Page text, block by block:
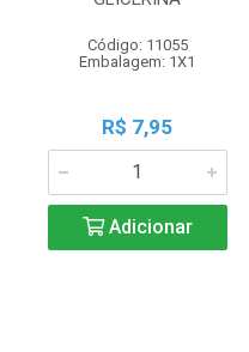
Código: 11055
Embalagem: 1X1
R$ 7,95
Adicionar